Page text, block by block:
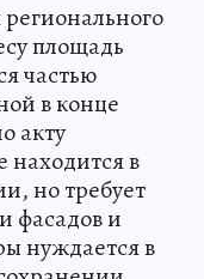
площадь
частью
в конце
акту
находится в
но требует
фасадов и
нуждается в